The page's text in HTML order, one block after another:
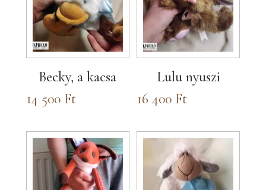
Becky, a kacsa
14 500 Ft
Lulu nyuszi
16 400 Ft